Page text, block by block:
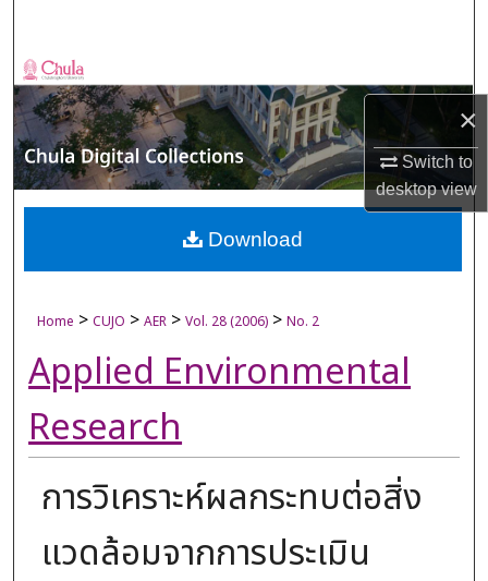
×
Switch to
desktopview
Browse Collections
My Account
About
Digital Commons Network™
Home > CUJO > AER > Vol. 28 (2006) > No. 2
Applied Environmental
Research
การวิเคราะห์ผลกระทบต่อสิ่ง
แวดล้อมจากการประเมิน
Download